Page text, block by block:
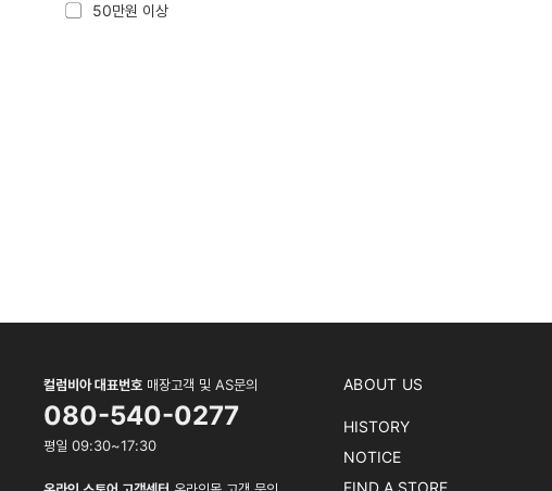
50만원 이상
컬럼비아 대표번호 매장고객 및 AS문의
080-540-0277
평일 09:30~17:30
ABOUT US
HISTORY
NOTICE
FIND A STORE